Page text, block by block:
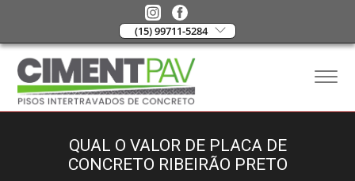
(15) 99711-5284
QUAL O VALOR DE PLACA DE
CONCRETO RIBEIRÃO PRETO